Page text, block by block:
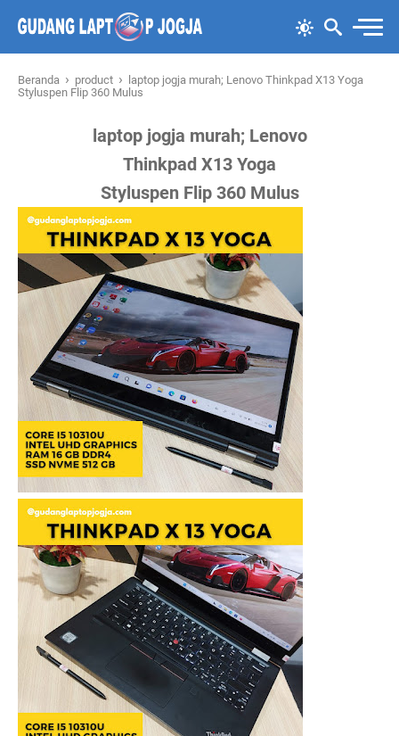
Beranda › product ›
laptop jogja murah; Lenovo Thinkpad X13 Yoga
Styluspen Flip 360 Mulus
laptop jogja murah; Lenovo
Thinkpad X13 Yoga
Styluspen Flip 360 Mulus